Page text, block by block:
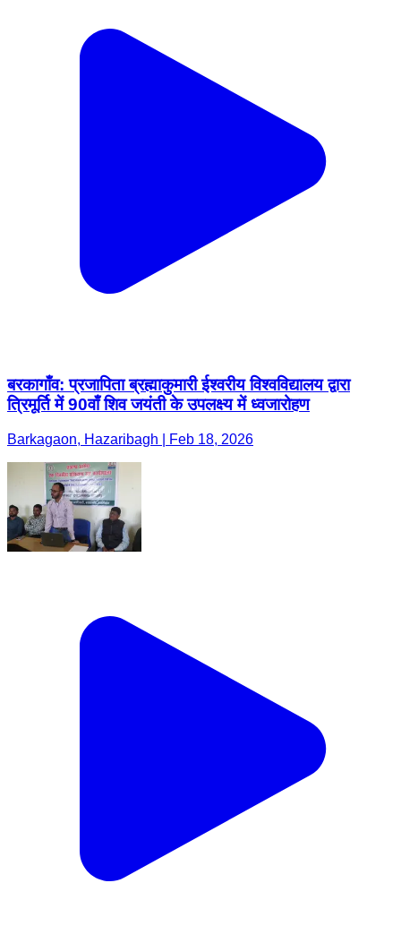
बरकागाँव: प्रजापिता ब्रह्माकुमारी ईश्वरीय विश्वविद्यालय द्वारा
त्रिमूर्ति में 90वाँ शिव जयंती के उपलक्ष्य में ध्वजारोहण
Barkagaon, Hazaribagh | Feb 18, 2026